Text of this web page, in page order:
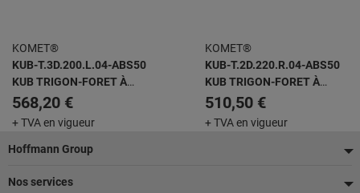
KOMET®
KUB-T.3D.200.L.04-ABS50
KUB TRIGON-FORET À
PLAQUETTES AMOVIBLES
568,20 €
+ TVA en vigueur
KOMET®
KUB-T.2D.220.R.04-ABS50
KUB TRIGON-FORET À
PLAQUETTES AMOVIBLES
510,50 €
+ TVA en vigueur
Pied
de
Hoffmann Group
Nos services